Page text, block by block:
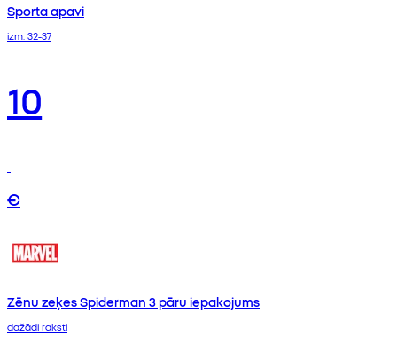
Sporta apavi
izm. 32-37
10
€
Zēnu zeķes Spiderman 3 pāru iepakojums
dažādi raksti